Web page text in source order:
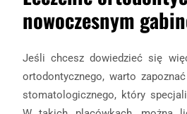
nowoczesnym
Jeśli chcesz dowiedzieć się
ortodontycznego, warto
stomatologicznego, który